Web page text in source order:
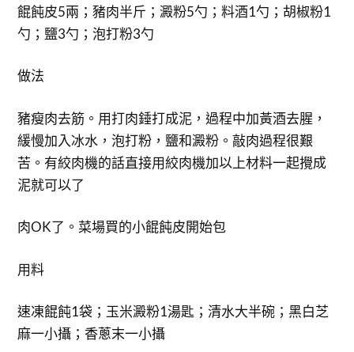
餛飩皮5兩；豬肉半斤；澱粉5勺；料酒1勺；胡椒粉1
勺；鹽3勺；泡打粉3勺
做法
豬瘦肉去筋。用打肉錘打成泥，過程中加黃酒去腥，
緩慢加入冰水，泡打粉，鹽和澱粉。敲肉過程很艱
苦。有絞肉機的話直接用絞肉機加以上材料一起攪成
泥就可以了
肉OK了。菜場買的小餛飩皮開始包
用料
速凍餛飩1袋；玉米澱粉1湯匙；清水大半碗；黑白芝
麻一小攝；香蔥末一小攝